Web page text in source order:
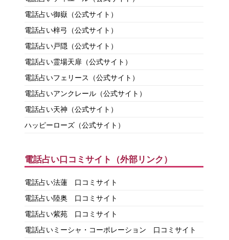
電話占い御嶽（公式サイト）
電話占い梓弓（公式サイト）
電話占い戸隠（公式サイト）
電話占い霊場天扉（公式サイト）
電話占いフェリース（公式サイト）
電話占いアンクレール（公式サイト）
電話占い天神（公式サイト）
ハッピーローズ（公式サイト）
電話占い口コミサイト（外部リンク）
電話占い法蓮 口コミサイト
電話占い陸奥 口コミサイト
電話占い紫苑 口コミサイト
電話占いミーシャ・コーポレーション 口コミサイト